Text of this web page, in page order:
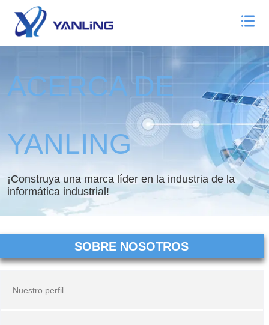
ACERCA DE
YANLING
¡Construya una marca líder en la industria de la
informática industrial!
SOBRE NOSOTROS
Nuestro perfil